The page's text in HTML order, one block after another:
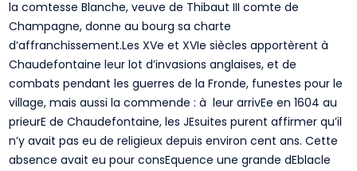
la comtesse Blanche, veuve de Thibaut III comte de
Champagne, donne au bourg sa charte
d’affranchissement.Les XVe et XVIe siècles apportèrent à
Chaudefontaine leur lot d’invasions anglaises, et de
combats pendant les guerres de la Fronde, funestes pour le
village, mais aussi la commende : à leur arrivEe en 1604 au
prieurE de Chaudefontaine, les JEsuites purent affirmer qu’il
n’y avait pas eu de religieux depuis environ cent ans. Cette
absence avait eu pour consEquence une grande dEblacle